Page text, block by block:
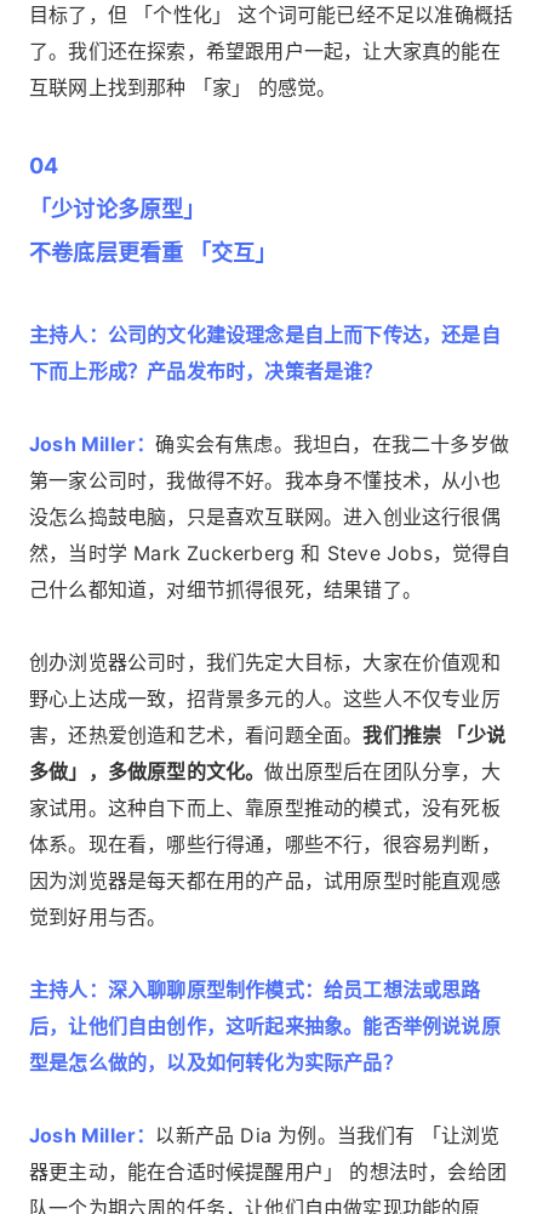
目标了，但 「个性化」 这个词可能已经不足以准确概括
了。我们还在探索，希望跟用户一起，让大家真的能在
互联网上找到那种 「家」 的感觉。
04
「少讨论多原型」
不卷底层更看重 「交互」
主持人：公司的文化建设理念是自上而下传达，还是自
下而上形成？产品发布时，决策者是谁？
Josh Miller：确实会有焦虑。我坦白，在我二十多岁做
第一家公司时，我做得不好。我本身不懂技术，从小也
没怎么捣鼓电脑，只是喜欢互联网。进入创业这行很偶
然，当时学 Mark Zuckerberg 和 Steve Jobs，觉得自
己什么都知道，对细节抓得很死，结果错了。
创办浏览器公司时，我们先定大目标，大家在价值观和
野心上达成一致，招背景多元的人。这些人不仅专业厉
害，还热爱创造和艺术，看问题全面。我们推崇 「少说
多做」，多做原型的文化。做出原型后在团队分享，大
家试用。这种自下而上、靠原型推动的模式，没有死板
体系。现在看，哪些行得通，哪些不行，很容易判断，
因为浏览器是每天都在用的产品，试用原型时能直观感
觉到好用与否。
主持人：深入聊聊原型制作模式：给员工想法或思路
后，让他们自由创作，这听起来抽象。能否举例说说原
型是怎么做的，以及如何转化为实际产品？
Josh Miller： 以新产品 Dia 为例。当我们有 「让浏览
器更主动，能在合适时候提醒用户」 的想法时，会给团
队一个为期六周的任务，让他们自由做实现功能的原